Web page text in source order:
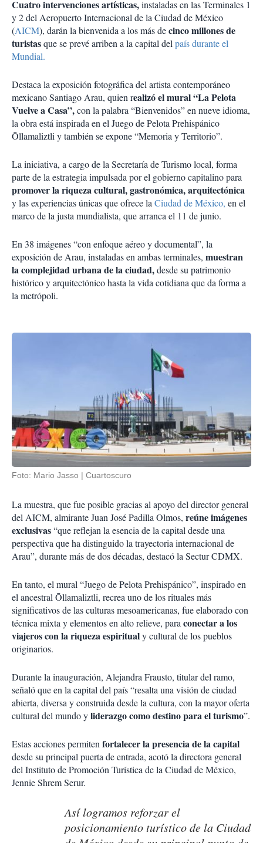
Cuatro intervenciones artísticas,instaladas en las Terminales 1
y 2 del Aeropuerto Internacional de la Ciudad de México
(AICM), darán la bienvenida a los más decinco millones de
turistasque se prevé arriben a la capital delpaís durante el
Mundial.
Destaca la exposición fotográfica del artista contemporáneo
mexicano Santiago Arau, quien realizóel mural “La Pelota
Vuelve a Casa”,con la palabra “Bienvenidos” en nueve idioma,
la obra está inspirada en el Juego de Pelota Prehispánico
Ōllamaliztli y también se expone “Memoria y Territorio”.
La iniciativa, a cargo de la Secretaría de Turismo local, forma
parte de la estrategia impulsada por el gobierno capitalino para
promover la riqueza cultural, gastronómica, arquitectónica
y las experiencias únicas que ofrece laCiudad de México, en el
marco de la justa mundialista, que arranca el 11 de junio.
En 38 imágenes “con enfoque aéreo y documental”, la
exposición de Arau, instaladas en ambas terminales, muestran
la complejidad urbana de la ciudad,desde su patrimonio
histórico y arquitectónico hasta la vida cotidiana que da forma a
la metrópoli.
Foto: Mario Jasso | Cuartoscuro
La muestra, que fue posible gracias al apoyo del director general
del AICM, almirante Juan José Padilla Olmos, reúne imágenes
exclusivas“que reflejan la esencia de la capital desde una
perspectiva que ha distinguido la trayectoria internacional de
Arau”, durante más de dos décadas, destacó la Sectur CDMX.
En tanto, el mural “Juego de Pelota Prehispánico”, inspirado en
el ancestral Ōllamaliztli, recrea uno de los rituales más
significativos de las culturas mesoamericanas, fue elaborado con
técnica mixta y elementos en alto relieve, paraconectar a los
viajeros con la riqueza espiritualy cultural de los pueblos
originarios.
Durante la inauguración, Alejandra Frausto, titular del ramo,
señaló que en la capital del país “resalta una visión de ciudad
abierta, diversa y construida desde la cultura, con la mayor oferta
cultural del mundo yliderazgo como destino para el turismo”.
Estas acciones permitenfortalecer la presencia de la capital
desde su principal puerta de entrada, acotó la directora general
del Instituto de Promoción Turística de la Ciudad de México,
Jennie Shrem Serur.
Así logramos reforzar el
posicionamiento turístico de la Ciudad